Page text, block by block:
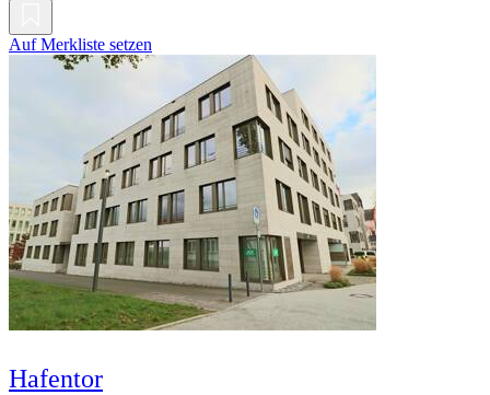
Auf Merkliste setzen
Hafentor